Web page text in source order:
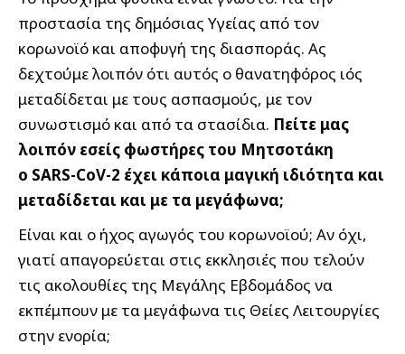
προστασία της δημόσιας Υγείας από τον
κορωνοϊό και αποφυγή της διασποράς. Ας
δεχτούμε λοιπόν ότι αυτός ο θανατηφόρος ιός
μεταδίδεται με τους ασπασμούς, με τον
συνωστισμό και από τα στασίδια. Πείτε μας
λοιπόν εσείς φωστήρες του Μητσοτάκη
ο SARS-CoV-2 έχει κάποια μαγική ιδιότητα και
μεταδίδεται και με τα μεγάφωνα;
Είναι και ο ήχος αγωγός του κορωνοϊού; Αν όχι,
γιατί απαγορεύεται στις εκκλησιές που τελούν
τις ακολουθίες της Μεγάλης Εβδομάδος να
εκπέμπουν με τα μεγάφωνα τις Θείες Λειτουργίες
στην ενορία;